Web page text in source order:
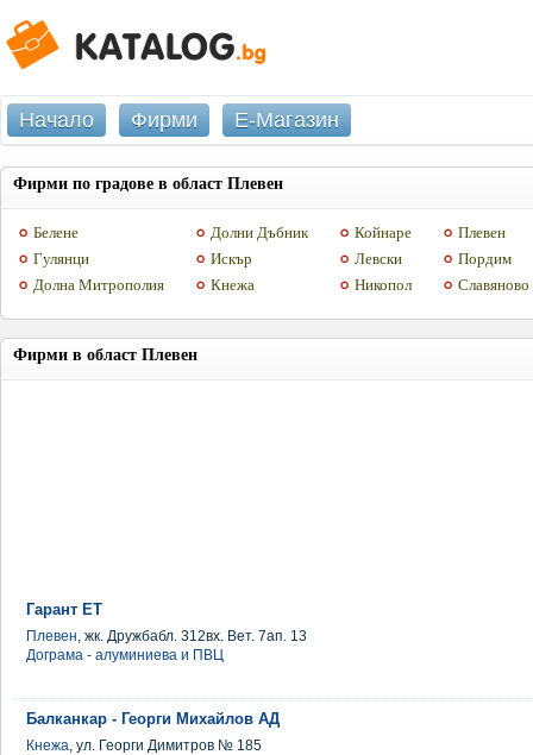
Начало Фирми Е-Магазин
Фирми по градове в област Плевен
Белене
Гулянци
Долна Митрополия
Долни Дъбник
Искър
Кнежа
Койнаре
Левски
Никопол
Плевен
Пордим
Славяново
Фирми в област Плевен
Гарант ЕТ
Плевен, жк. Дружбабл. 312вх. Вет. 7ап. 13
Дограма - алуминиева и ПВЦ
Балканкар - Георги Михайлов АД
Кнежа, ул. Георги Димитров № 185